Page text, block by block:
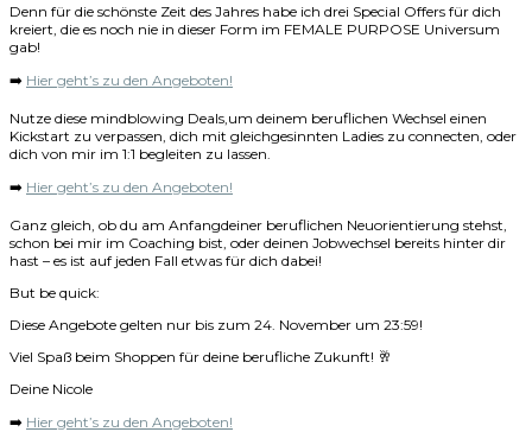
Denn für die schönste Zeit des Jahres habe ich drei Special Offers für dich
kreiert, die es noch nie in dieser Form im FEMALE PURPOSE Universum
gab!
➡️ Hier geht’s zu den Angeboten!
Nutze diese mindblowing Deals,um deinem beruflichen Wechsel einen
Kickstart zu verpassen, dich mit gleichgesinnten Ladies zu connecten, oder
dich von mir im 1:1 begleiten zu lassen.
➡️ Hier geht’s zu den Angeboten!
Ganz gleich, ob du am Anfangdeiner beruflichen Neuorientierung stehst,
schon bei mir im Coaching bist, oder deinen Jobwechsel bereits hinter dir
hast – es ist auf jeden Fall etwas für dich dabei!
But be quick:
Diese Angebote gelten nur bis zum 24. November um 23:59!
Viel Spaß beim Shoppen für deine berufliche Zukunft! 🥂
Deine Nicole
➡️ Hier geht’s zu den Angeboten!